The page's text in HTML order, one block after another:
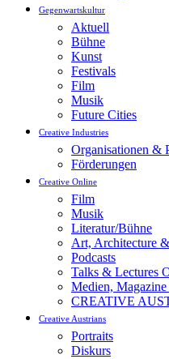
Gegenwartskultur
Aktuell
Bühne
Kunst
Festivals
Film
Musik
Future Cities
Creative Industries
Organisationen &
Förderungen
Creative Online
Film
Musik
Literatur/Bühne
Art, Architecture
Podcasts
Talks & Lectures
Medien,
CREATIVE
Creative Austrians
Portraits
Diskurs